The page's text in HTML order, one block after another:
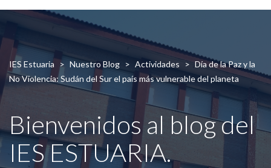
IES Estuaria > Nuestro Blog > Actividades > Día de la Paz y la
No Violencia: Sudán del Sur el país más vulnerable del planeta
Bienvenidos al blog del
IES ESTUARIA.